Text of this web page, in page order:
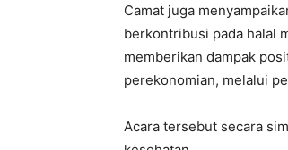
Camat juga
berkontribusi pada halal
memberikan dampak
perekonomian, melalui
Acara tersebut secara